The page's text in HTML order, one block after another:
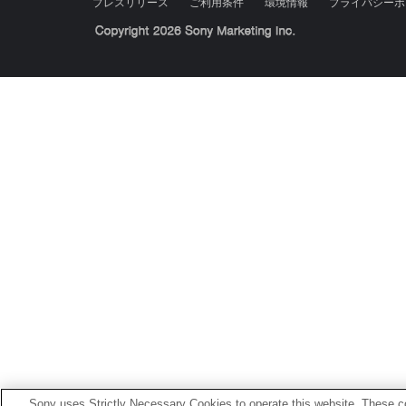
プレスリリース ご利用条件 環境情報 プライバシー
Sony Corporation, Sony Marketing Inc.